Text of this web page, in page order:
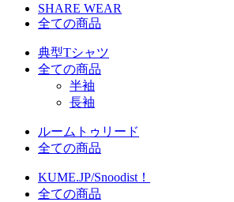
SHARE WEAR
全ての商品
典型Tシャツ
全ての商品
半袖
長袖
ルームトゥリード
全ての商品
KUME.JP/Snoodist！
全ての商品